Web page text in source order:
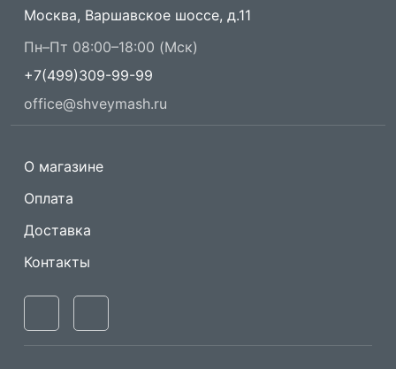
Москва, Варшавское шоссе, д.11
Пн–Пт 08:00–18:00 (Мск)
+7(499)309-99-99
office@shveymash.ru
О магазине
Оплата
Доставка
Контакты